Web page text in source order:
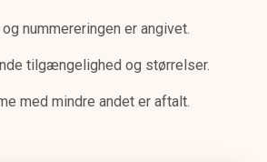
nummereringen er angivet.
tilgængelighed og størrelser.
med mindre andet er aftalt.